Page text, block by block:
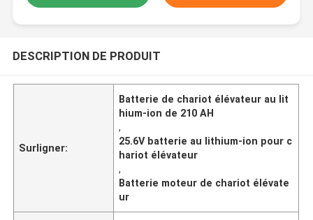
DESCRIPTION DE PRODUIT
Surligner:
Batterie de chariot élévateur au lit
hium-ion de 210 AH
,
25.6V batterie au lithium-ion pour c
hariot élévateur
,
Batterie moteur de chariot élévate
ur